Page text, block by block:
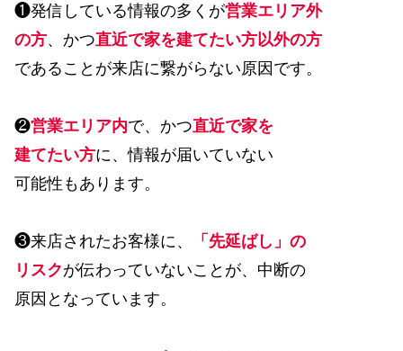
❶発信している情報の多くが営業エリア外
の方、かつ直近で家を建てたい方以外の方
であることが来店に繋がらない原因です。
❷営業エリア内で、かつ直近で家を
建てたい方に、情報が届いていない
可能性もあります。
❸来店されたお客様に、
「先延ばし」の
リスクが伝わっていないことが、中断の
原因となっています。